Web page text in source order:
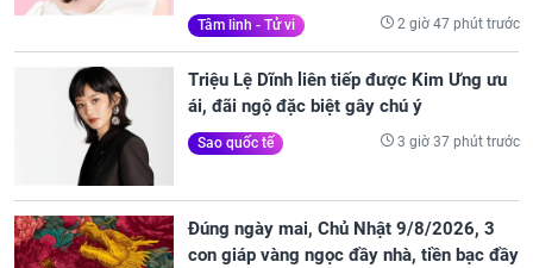
Tâm linh - Tử vi 2 giờ 47 phút trước
Triệu Lệ Dĩnh liên tiếp được Kim Ưng ưu
ái, đãi ngộ đặc biệt gây chú ý
Sao quốc tế 3 giờ 37 phút trước
Đúng ngày mai, Chủ Nhật 9/8/2026, 3
con giáp vàng ngọc đầy nhà, tiền bạc đầy